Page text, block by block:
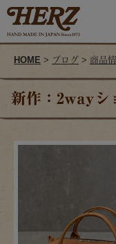
HOME > ブログ > 商品
新作：2wayシ